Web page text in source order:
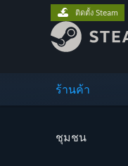
ร้านค้า
ชุมชน
ติดตั้ง Steam